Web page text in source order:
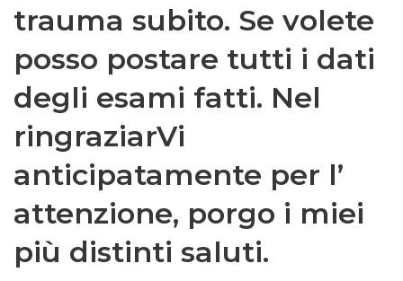
trauma subito. Se volete
posso postare tutti i dati
degli esami fatti. Nel
ringraziarVi
anticipatamente per l’
attenzione, porgo i miei
più distinti saluti.